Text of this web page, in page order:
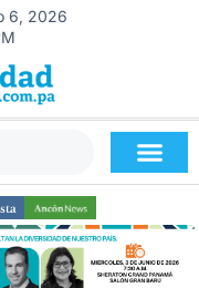
6, 2026